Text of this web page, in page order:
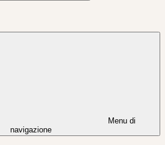
Menu di
navigazione